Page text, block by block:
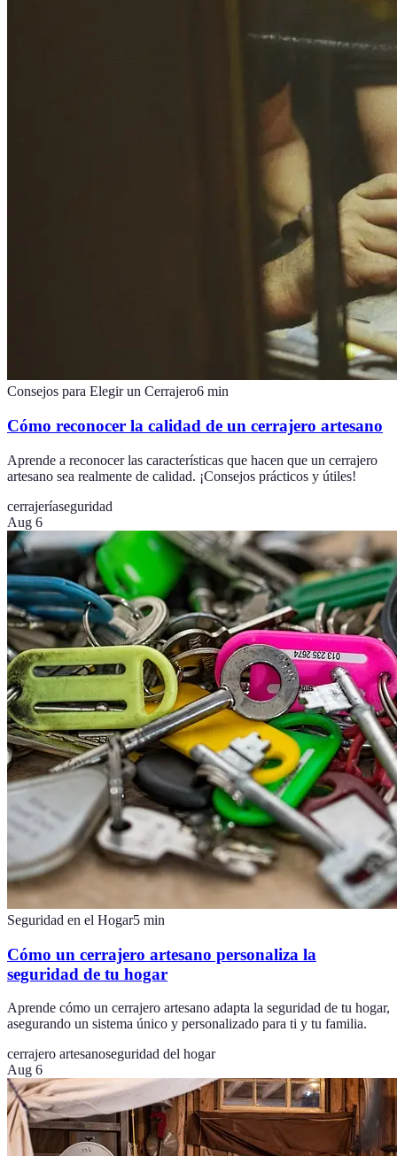
Consejos para Elegir un Cerrajero6 min
Cómo reconocer la calidad de un cerrajero artesano
Aprende a reconocer las características que hacen que un cerrajero
artesano sea realmente de calidad. ¡Consejos prácticos y útiles!
cerrajeríaseguridad
Aug 6
Seguridad en el Hogar5 min
Cómo un cerrajero artesano personaliza la
seguridad de tu hogar
Aprende cómo un cerrajero artesano adapta la seguridad de tu hogar,
asegurando un sistema único y personalizado para ti y tu familia.
cerrajero artesanoseguridad del hogar
Aug 6